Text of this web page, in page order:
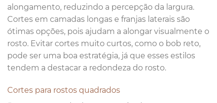
alongamento, reduzindo a percepção da largura.
Cortes em camadas longas e franjas laterais são
ótimas opções, pois ajudam a alongar visualmente o
rosto. Evitar cortes muito curtos, como o bob reto,
pode ser uma boa estratégia, já que esses estilos
tendem a destacar a redondeza do rosto.
Cortes para rostos quadrados